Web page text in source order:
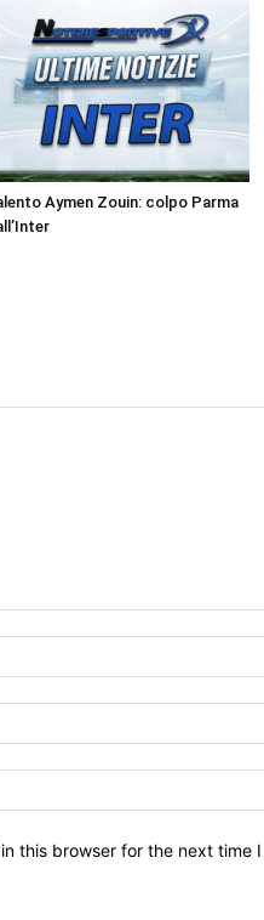
Aymen Zouin: colpo Parma
this browser for the next time